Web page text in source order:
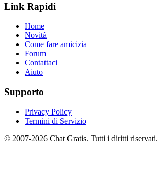
Link Rapidi
Home
Novità
Come fare amicizia
Forum
Contattaci
Aiuto
Supporto
Privacy Policy
Termini di Servizio
© 2007-2026 Chat Gratis. Tutti i diritti riservati.